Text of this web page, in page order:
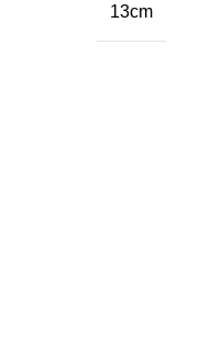
13cm